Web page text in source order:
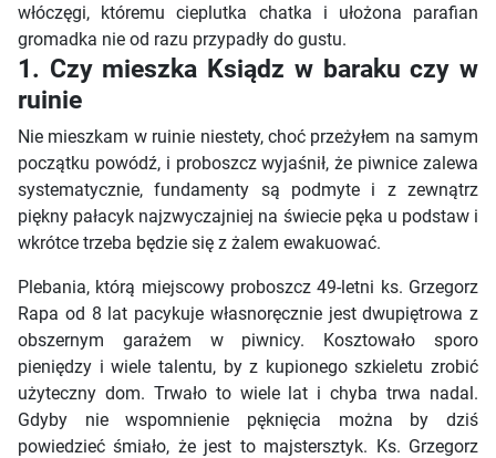
włóczęgi, któremu cieplutka chatka i ułożona parafian
gromadka nie od razu przypadły do gustu.
1. Czy mieszka Ksiądz w baraku czy w
ruinie
Nie mieszkam w ruinie niestety, choć przeżyłem na samym
początku powódź, i proboszcz wyjaśnił, że piwnice zalewa
systematycznie, fundamenty są podmyte i z zewnątrz
piękny pałacyk najzwyczajniej na świecie pęka u podstaw i
wkrótce trzeba będzie się z żalem ewakuować.
Plebania, którą miejscowy proboszcz 49-letni ks. Grzegorz
Rapa od 8 lat pacykuje własnoręcznie jest dwupiętrowa z
obszernym garażem w piwnicy. Kosztowało sporo
pieniędzy i wiele talentu, by z kupionego szkieletu zrobić
użyteczny dom. Trwało to wiele lat i chyba trwa nadal.
Gdyby nie wspomnienie pęknięcia można by dziś
powiedzieć śmiało, że jest to majstersztyk. Ks. Grzegorz